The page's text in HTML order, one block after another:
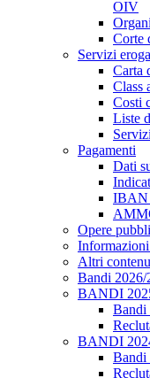
OIV
Corte
Servizi
Carta
Class
Costi
Liste
Pagamenti
Dati
IBAN
Opere
Altri
Bandi 2026/
BANDI
Bandi
BANDI
Bandi